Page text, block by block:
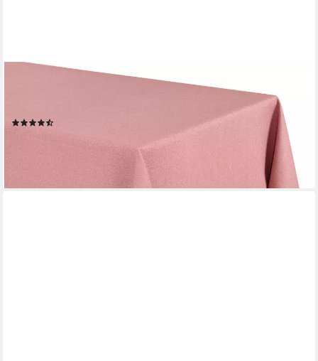
Tischdecke Lina elegante Leinenoptik, viele Größen und Farben
(1-tlg), Schmutzabweisend, knitterarm, sauber umnähmter Saum
ab 23,99 €
lieferbar - in 2-3 Werktagen bei dir
+7